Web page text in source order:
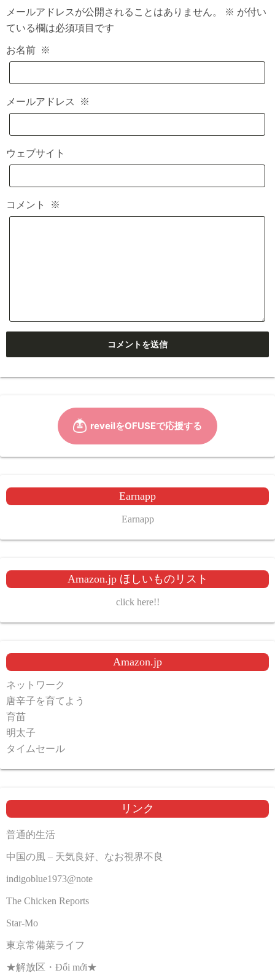
メールアドレスが公開されることはありません。 ※ が付い
ている欄は必須項目です
お名前 ※
メールアドレス ※
ウェブサイト
コメント ※
Earnapp
Earnapp
Amazon.jp ほしいものリスト
click here!!
Amazon.jp
ネットワーク
唐辛子を育てよう
育苗
明太子
タイムセール
リンク
普通的生活
中国の風 – 天気良好、なお視界不良
indigoblue1973@note
The Chicken Reports
Star-Mo
東京常備菜ライフ
★解放区・Đổi mới★